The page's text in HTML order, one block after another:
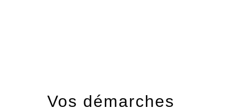
Vos démarches